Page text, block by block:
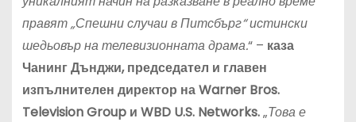
правят „Спешни случаи в Питсбърг“ истински
шедьовър на телевизионната драма.“ – каза
Чанинг Дънджи, председател и главен
изпълнителен директор на Warner Bros.
Television Group и WBD U.S. Networks.„Това е